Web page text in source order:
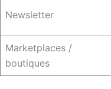
Newsletter
Marketplaces /
boutiques